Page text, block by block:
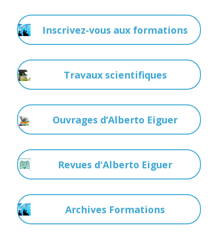
Inscrivez-vous aux formations
Travaux scientifiques
Ouvrages d’Alberto Eiguer
Revues d'Alberto Eiguer
Archives Formations